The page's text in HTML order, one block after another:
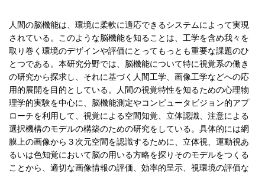
人間の脳機能は、環境に柔軟に適応できるシステムによって実現
されている。このような脳機能を知ることは、工学を含め我々を
取り巻く環境のデザインや評価にとってもっとも重要な課題のひ
とつである。本研究分野では、脳機能について特に視覚系の働き
の研究から探求し、それに基づく人間工学、画像工学などへの応
用的展開を目的としている。人間の視覚特性を知るための心理物
理学的実験を中心に、脳機能測定やコンピュータビジョン的アプ
ローチを利用して、視覚による空間知覚、立体認識、注意による
選択機構のモデルの構築のための研究をしている。具体的には網
膜上の画像から３次元空間を認識するために、立体視、運動視あ
るいは色知覚において脳の用いる方略を探りそのモデルをつくる
ことから、適切な画像情報の評価、効率的呈示、視環境の評価な